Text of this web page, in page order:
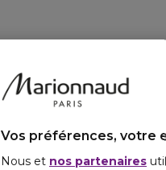
Vos préférences, votre
Nous et nos partenaires